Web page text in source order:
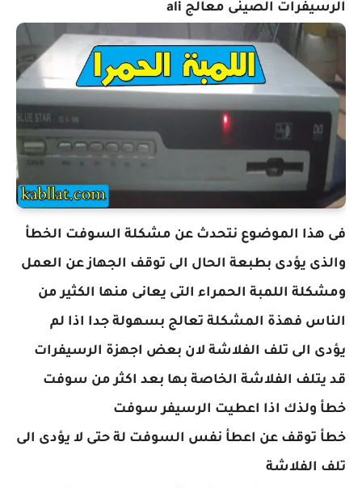
الرسيفرات الصينى معالج ali
فى هذا الموضوع نتحدث عن مشكلة السوفت الخطأ
والذى يؤدى بطبعة الحال الى توقف الجهاز عن العمل
ومشكلة اللمبة الحمراء التى يعانى منها الكثير من
الناس فهذة المشكلة تعالج بسهولة جدا اذا لم
يؤدى الى تلف الفلاشة لان بعض اجهزة الرسيفرات
قد يتلف الفلاشة الخاصة بها بعد اكثر من سوفت
خطأ ولذك اذا اعطيت الرسيفر سوفت
خطأ توقف عن اعطأ نفس السوفت لة حتى لا يؤدى الى
تلف الفلاشة